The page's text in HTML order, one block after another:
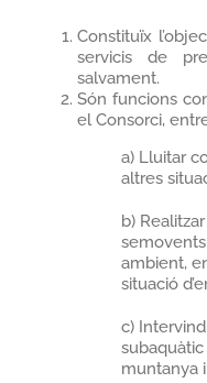
Constituïx
servicis de
salvament.
Són funcions
el Consorci,
a) Lluitar
altres
b)
ambient,
situació
c)
muntanya